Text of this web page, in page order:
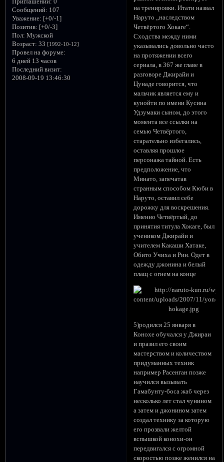
Сообщений: 107
Уважение: [+0/-1]
Позитив: [+0/-3]
Пол: Мужской
Возраст: 33 [1992-10-12]
Провел на форуме:
6 дней 13 часов
Последний визит:
2008-09-19 13:46:30
на тренировки. Итати назвал
Наруто „наследством
Четвёртого Хокаге“.
Сходства между ними
указывались довольно часто
на протяжении всего
сериала, в 367 же главе в
разговоре Джирайи и
Цунаде говорится, что
мальчик является ему и
кунойти по имени Кусина
Удзумаки сыном, до этого
момента все ссылки на
семью Четвёртого,
старательно избегались,
оставляя прошлое
персонажа тайной. Есть
предположение, что
Минато, запечатав
странным способом Кюби в
Наруто, оставил себе
дорожку для воскрешения.
Именно Четвёртый, до
принятия титула Хокаге, был
учеником Джирайи и
учителем Какаши Хатаке,
Обито Учиха и Рин. Одет в
одежду джонина и белый
плащ с огнем на конце
5)родился 25 января в
Конохе обучался у Джираи
и празил его своим
мастерством и количеством
придуманных техник
например Расенган позже
научился вызывать
Гамабунту-боса жаб через
несколько лет стал чунином
а затем и джонином затем
создал технику за которую
его прозвали желтой
вспышкой конохи-он
передвигался с огромной
скоростью позже женился на